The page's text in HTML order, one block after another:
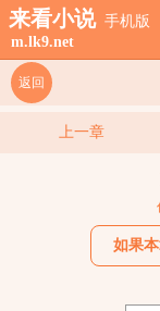
来看小说 手机版
m.lk9.net
返回
上一章
如果